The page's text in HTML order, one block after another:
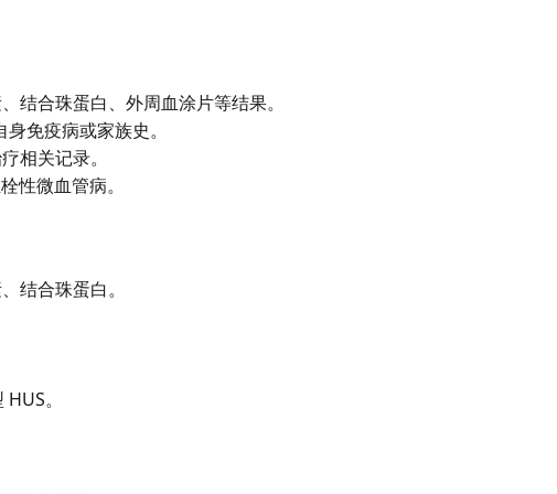
结合珠蛋白、外周血涂片等结果。
免疫病或家族史。
相关记录。
性微血管病。
结合珠蛋白。
。